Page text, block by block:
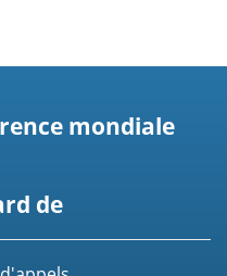
mondiale
de